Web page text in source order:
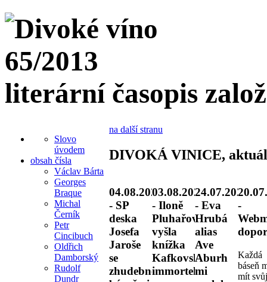
literární časopis
Slovo
úvodem
obsah čísla
Václav Bárta
Georges
Braque
Michal
Černík
Petr
Cincibuch
Oldřich
Damborský
Rudolf
Dundr
na další stranu
DIVOKÁ VINICE,
04.08.2026
- SP
deska
Josefa
Jaroše
se
zhudebněnými
03.08.2026
- Iloně
Pluhařové
vyšla
knížka
Kafkovské
immortelly.
24.07.2026
- Eva
Hrubá
alias
Ave
Aburh
mi
-
Každá
báseň
mít